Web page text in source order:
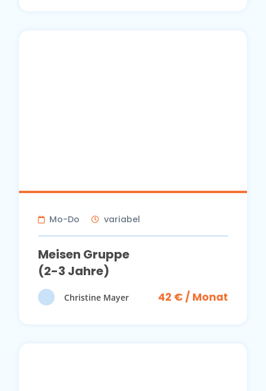
Mo-Do variabel
Meisen Gruppe
(2-3 Jahre)
Christine Mayer 42 € / Monat